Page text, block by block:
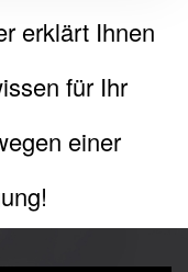
erklärt Ihnen
für Ihr
einer